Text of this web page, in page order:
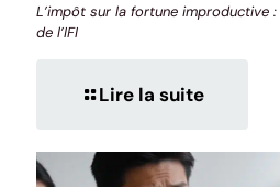
L’impôt sur la fortune improductive
de l’IFI
Lire la suite